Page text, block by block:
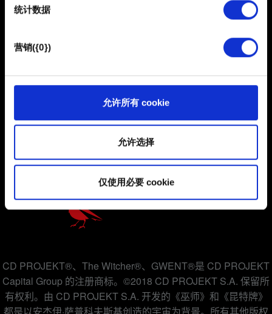
馈，以便网站将更好地服务于您。例如帮助我们在社交媒
也可能与我们的合作伙伴分享我们的 Cookie 片段。但是，
使用所有这些非强制性的 Cookie 都需要提前获取您的许
您可以在下面的"设置"菜单中找到有关我们使用 Cookie 的
其中的内容并准备好继续，请点击"确定"。
统计数据
营销({0})
允许所有 cookie
允许选择
仅使用必要 cookie
用户协议
COOKIE 政策
CD PROJEKT®、The Witcher®、GWENT®是 CD PROJEKT
Capital Group 的注册商标。©2018 CD PROJEKT S.A. 保留所
有权利。由 CD PROJEKT S.A. 开发的《巫师》和《昆特牌》